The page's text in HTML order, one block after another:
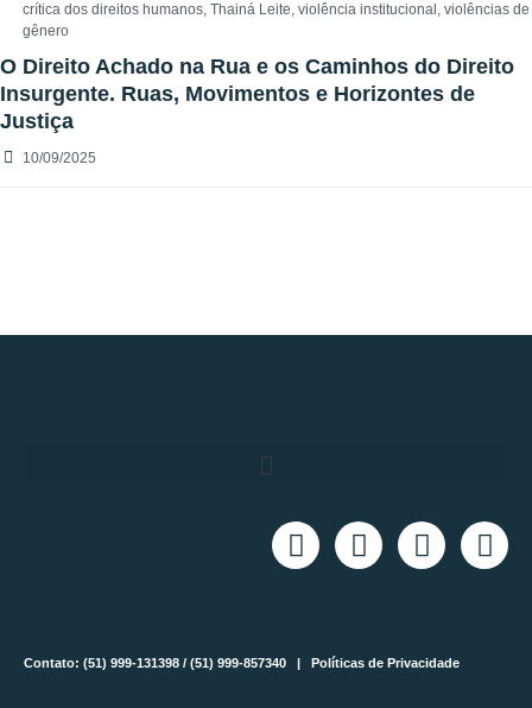
crítica dos direitos humanos, Thainá Leite, violência institucional , violências de
gênero
O Direito Achado na Rua e os Caminhos do Direito
Insurgente. Ruas, Movimentos e Horizontes de
Justiça
10/09/2025
Contato: (51) 999-131398 / (51) 999-857340 | Políticas de Privacidade